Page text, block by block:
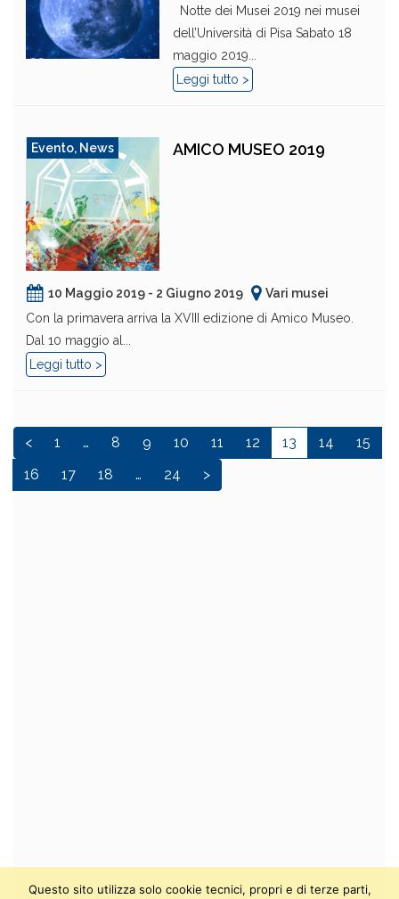
Notte dei Musei 2019 nei musei
dell’Università di Pisa Sabato 18
maggio 2019...
Leggi tutto >
Evento, News AMICO MUSEO 2019
10 Maggio 2019 - 2 Giugno 2019
Vari musei
Con la primavera arriva la XVIII edizione di Amico Museo.
Dal 10 maggio al...
Leggi tutto >
< 1 … 8 9 10 11 12 13 14
15
16
17 18 … 24 >
Questo sito utilizza solo cookie tecnici, propri e di terze parti,